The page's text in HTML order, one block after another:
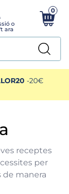
0
-20€
receptes
per
de manera